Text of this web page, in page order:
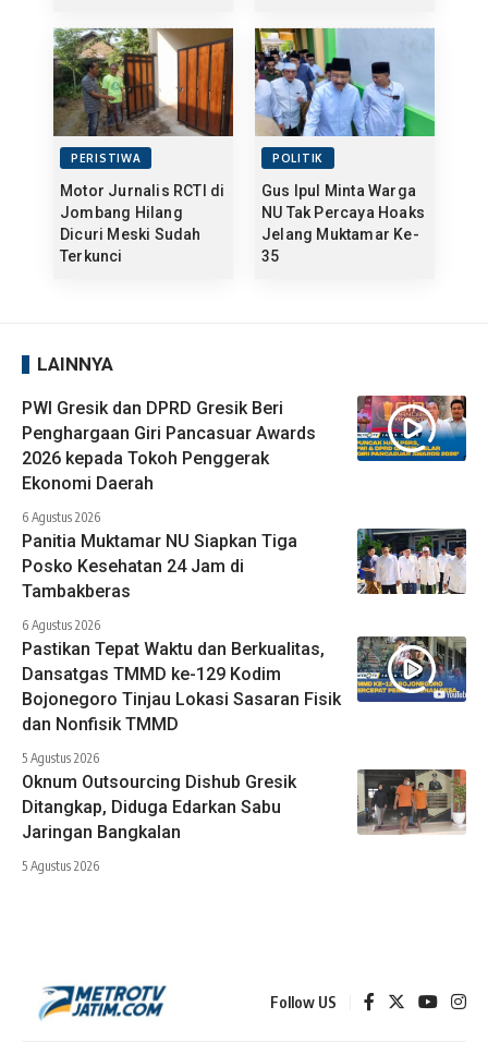
PERISTIWA
Motor Jurnalis RCTI di
Jombang Hilang
Dicuri Meski Sudah
Terkunci
POLITIK
Gus Ipul Minta Warga
NU Tak Percaya Hoaks
Jelang Muktamar Ke-
35
LAINNYA
PWI Gresik dan DPRD Gresik Beri
Penghargaan Giri Pancasuar Awards
2026 kepada Tokoh Penggerak
Ekonomi Daerah
6 Agustus 2026
Panitia Muktamar NU Siapkan Tiga
Posko Kesehatan 24 Jam di
Tambakberas
6 Agustus 2026
Pastikan Tepat Waktu dan Berkualitas,
Dansatgas TMMD ke-129 Kodim
Bojonegoro Tinjau Lokasi Sasaran Fisik
dan Nonfisik TMMD
5 Agustus 2026
Oknum Outsourcing Dishub Gresik
Ditangkap, Diduga Edarkan Sabu
Jaringan Bangkalan
5 Agustus 2026
Follow US